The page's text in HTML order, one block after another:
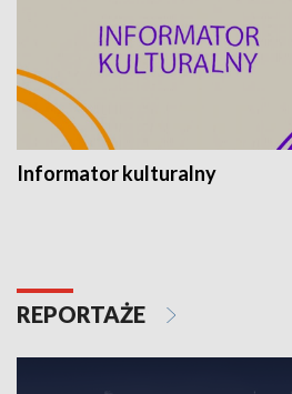
Informator kulturalny
REPORTAŻE